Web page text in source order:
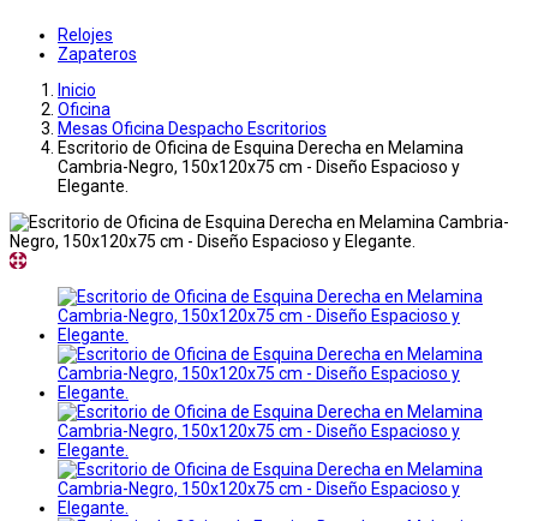
Relojes
Zapateros
Inicio
Oficina
Mesas Oficina Despacho Escritorios
Escritorio de Oficina de Esquina Derecha en Melamina
Cambria-Negro, 150x120x75 cm - Diseño Espacioso y
Elegante.